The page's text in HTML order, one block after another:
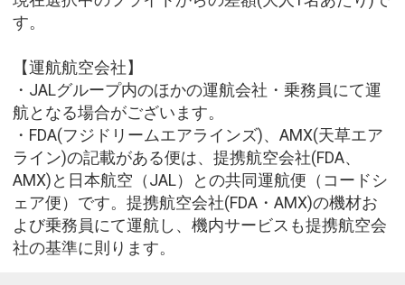
す。
【運航航空会社】
・JALグループ内のほかの運航会社・乗務員にて運
航となる場合がございます。
・FDA(フジドリームエアラインズ)、AMX(天草エア
ライン)の記載がある便は、提携航空会社(FDA、
AMX)と日本航空（JAL）との共同運航便（コードシ
ェア便）です。提携航空会社(FDA・AMX)の機材お
よび乗務員にて運航し、機内サービスも提携航空会
社の基準に則ります。